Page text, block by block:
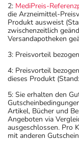
2: MediPreis-
die Arzneimittel-
Produkt ausweist
zwischenzeitlich
Versandapotheken
3: Preisvorteil
4: Preisvorteil
dieses Produkt
5: Sie erhalten den
Artikel, Bücher und
Angeboten via
ausgeschlossen. Pro
mit anderen